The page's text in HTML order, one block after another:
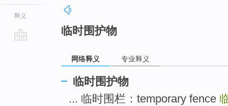
释义
临时围护物
网络释义 专业释义
临时围护物
... 临时围栏：temporary fence